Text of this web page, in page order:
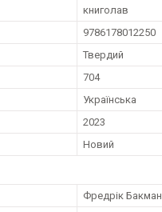
книголав
9786178012250
Твердий
704
Українська
2023
Новий
Фредрік Бакман